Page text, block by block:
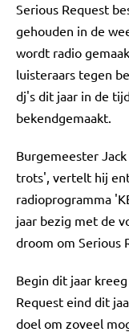
Serious Request
gehouden in de
wordt radio
luisteraars tegen
dj's dit jaar in de
bekendgemaakt.
Burgemeester
trots', vertelt hij
radioprogramma
jaar bezig met de
droom om Serious
Begin dit jaar
Request eind dit
doel om zoveel